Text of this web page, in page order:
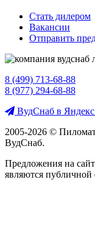
Стать дилером
Вакансии
Отправить
8 (499) 713-68-88
8 (977) 294-68-88
ВудСнаб в Яндекс
2005-2026 ©
ВудСнаб.
Предложения на
являются публичной